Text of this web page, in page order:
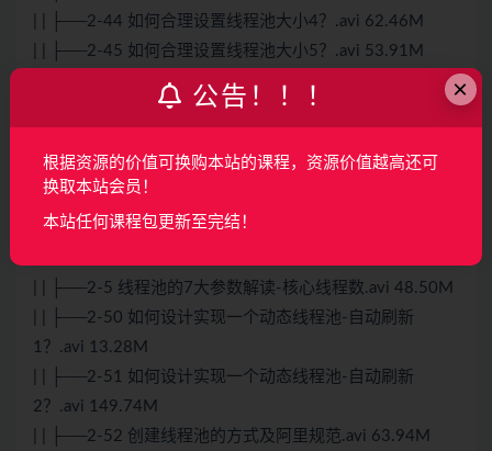
| | ├──2-44 如何合理设置线程池大小4？.avi 62.46M
| | ├──2-45 如何合理设置线程池大小5？.avi 53.91M
| | ├──2-46 如何设计实现一个动态线程池？.avi 16.93M
| | ├──2-47 如何设计实现一个动态线程池-环境准备？.avi
| | ├──2-48 如何设计实现一个动态线程池-集成配置中
心？.avi 49.41M
| | ├──2-49 如何设计实现一个动态线程池-代码实现？.avi
| | ├──2-5 线程池的7大参数解读-核心线程数.avi 48.50M
| | ├──2-50 如何设计实现一个动态线程池-自动刷新
1？.avi 13.28M
| | ├──2-51 如何设计实现一个动态线程池-自动刷新
2？.avi 149.74M
| | ├──2-52 创建线程池的方式及阿里规范.avi 63.94M
×
公告！！！
根据资源的价值可换购本站的课程，资源价值越高还可
换取本站会员！
本站任何课程包更新至完结！